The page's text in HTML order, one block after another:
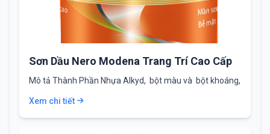
Sơn Dầu Nero Modena Trang Trí Cao Cấp
Mô tả Thành Phần Nhựa Alkyd, bột màu và bột khoáng,
Xem chi tiết